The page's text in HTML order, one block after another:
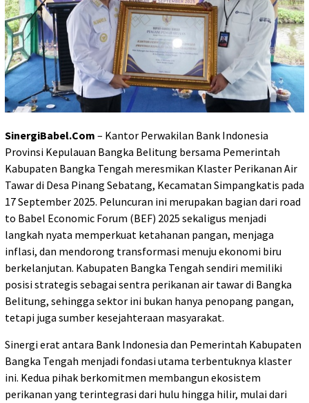
SinergiBabel.Com – Kantor Perwakilan Bank Indonesia
Provinsi Kepulauan Bangka Belitung bersama Pemerintah
Kabupaten Bangka Tengah meresmikan Klaster Perikanan Air
Tawar di Desa Pinang Sebatang, Kecamatan Simpangkatis pada
17 September 2025. Peluncuran ini merupakan bagian dari road
to Babel Economic Forum (BEF) 2025 sekaligus menjadi
langkah nyata memperkuat ketahanan pangan, menjaga
inflasi, dan mendorong transformasi menuju ekonomi biru
berkelanjutan. Kabupaten Bangka Tengah sendiri memiliki
posisi strategis sebagai sentra perikanan air tawar di Bangka
Belitung, sehingga sektor ini bukan hanya penopang pangan,
tetapi juga sumber kesejahteraan masyarakat.
Sinergi erat antara Bank Indonesia dan Pemerintah Kabupaten
Bangka Tengah menjadi fondasi utama terbentuknya klaster
ini. Kedua pihak berkomitmen membangun ekosistem
perikanan yang terintegrasi dari hulu hingga hilir, mulai dari